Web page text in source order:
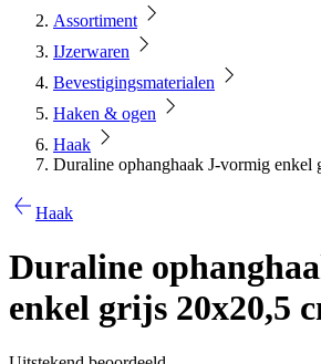
Assortiment
IJzerwaren
Bevestigingsmaterialen
Haken & ogen
Haak
Duraline ophanghaak J-vormig enkel
Haak
Duraline
enkel grijs 20x20,5